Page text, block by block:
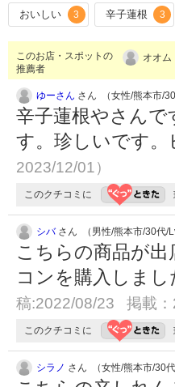
おいしい 3 辛子蓮根 3
このお店・スポットの
推薦者
オオム
ゆーさん さん （女性/熊本市/30
辛子蓮根やさんで
す。珍しいです
2023/12/01）
このクチコミに
シバさん （男性/熊本市/30代/
こちらの商品が
コンを購入しま
稿:2022/08/23 掲載：
このクチコミに
シラノ さん （女性/熊本市/30代